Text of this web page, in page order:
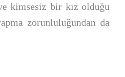
kimsesiz bir kız olduğu
zorunluluğundan da